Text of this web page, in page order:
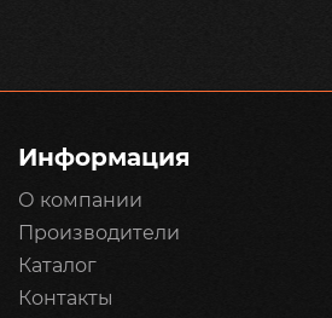
Информация
О компании
Производители
Каталог
Контакты